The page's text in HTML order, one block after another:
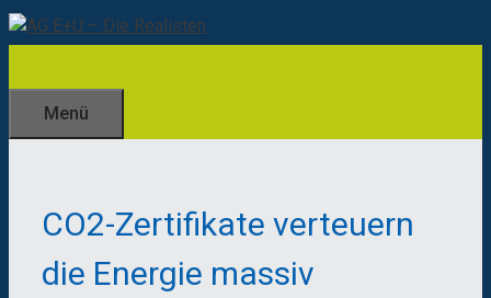
Zum
Inhalt
Menü
CO2-Zertifikate verteuern
die Energie massiv